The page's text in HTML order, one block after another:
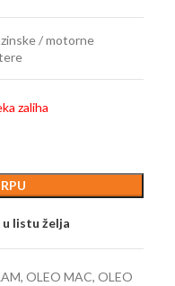
/ motorne
zaliha
listu želja
, OLEO MAC, OLEO